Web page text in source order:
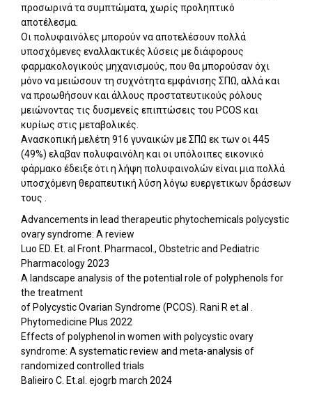
προσωρινά τα συμπτώματα, χωρίς προληπτικό
αποτέλεσμα.
Οι πολυφαινόλες μπορούν να αποτελέσουν πολλά
υποσχόμενες εναλλακτικές λύσεις με διάφορους
φαρμακολογικούς μηχανισμούς, που θα μπορούσαν όχι
μόνο να μειώσουν τη συχνότητα εμφάνισης ΣΠΩ, αλλά και
να προωθήσουν και άλλους προστατευτικούς ρόλους
μειώνοντας τις δυσμενείς επιπτώσεις του PCOS και
κυρίως στις μεταβολικές.
Ανασκοπική μελέτη 916 γυναικών με ΣΠΩ εκ των οι 445
(49%) ελαβαν πολυφαινόλη και οι υπόλοιπες εικονικό
φάρμακο έδειξε ότι η λήψη πολυφαινολών είναι μια πολλά
υποσχόμενη θεραπευτική λύση λόγω ευεργετικων δράσεων
τους .
Advancements in lead therapeutic phytochemicals polycystic
ovary syndrome: A review
Luo ED. Et. al Front. Pharmacol., Obstetric and Pediatric
Pharmacology 2023
A landscape analysis of the potential role of polyphenols for
the treatment
of Polycystic Ovarian Syndrome (PCOS). Rani R et.al .
Phytomedicine Plus 2022
Effects of polyphenol in women with polycystic ovary
syndrome: A systematic review and meta-analysis of
randomized controlled trials
Balieiro C. Et.al. ejogrb march 2024